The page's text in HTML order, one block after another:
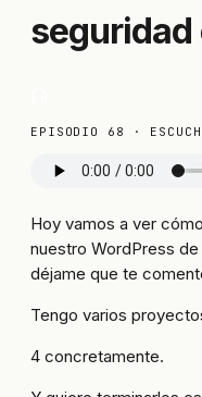
seguridad
EPISODIO 68 ·
Hoy vamos a ver
nuestro WordPress
déjame que te
Tengo varios
4 concretamente.